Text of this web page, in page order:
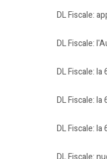
DL Fiscale:
DL Fiscale:
DL Fiscale:
DL Fiscale:
DL Fiscale: